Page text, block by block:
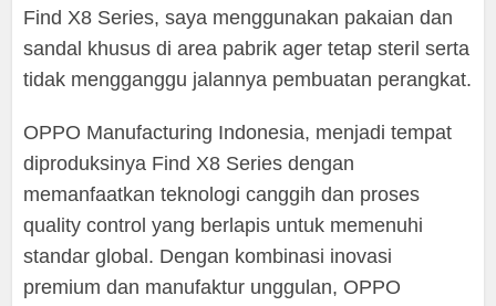
Find X8 Series, saya menggunakan pakaian dan
sandal khusus di area pabrik ager tetap steril serta
tidak mengganggu jalannya pembuatan perangkat.
OPPO Manufacturing Indonesia, menjadi tempat
diproduksinya Find X8 Series dengan
memanfaatkan teknologi canggih dan proses
quality control yang berlapis untuk memenuhi
standar global. Dengan kombinasi inovasi
premium dan manufaktur unggulan, OPPO